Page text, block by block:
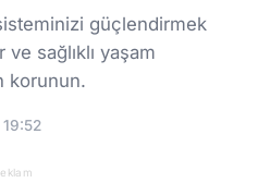
sisteminizi güçlendirmek
sağlıklı yaşam
korunun.
19:52